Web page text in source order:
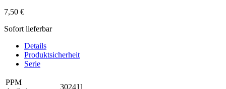
7,50 €
Sofort lieferbar
Details
Produktsicherheit
Serie
PPM
302411